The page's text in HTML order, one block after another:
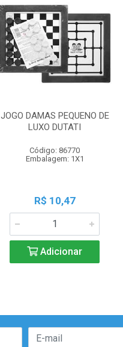
JOGO DAMAS PEQUENO DE
LUXO DUTATI
Código: 86770
Embalagem: 1X1
R$ 10,47
Adicionar